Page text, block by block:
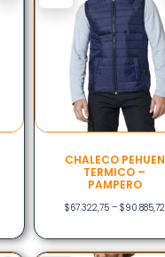
CHALECO PEHUEN
TERMICO –
PAMPERO
$67.322,75 – $90.885,72